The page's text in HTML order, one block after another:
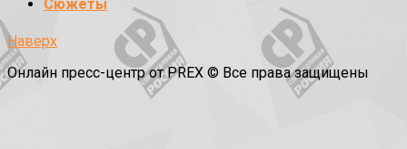
Сюжеты
Наверх
Онлайн пресс-центр от PREX © Все права защищены